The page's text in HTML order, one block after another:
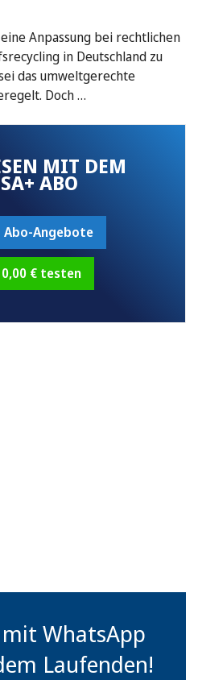
Anpassung bei rechtlichen
in Deutschland zu
das umweltgerechte
Doch …
MIT DEM
ABO
Abo-Angebote
€ testen
WhatsApp
Laufenden!